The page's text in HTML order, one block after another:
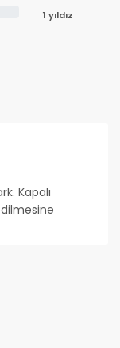
1 yıldız
Kapalı